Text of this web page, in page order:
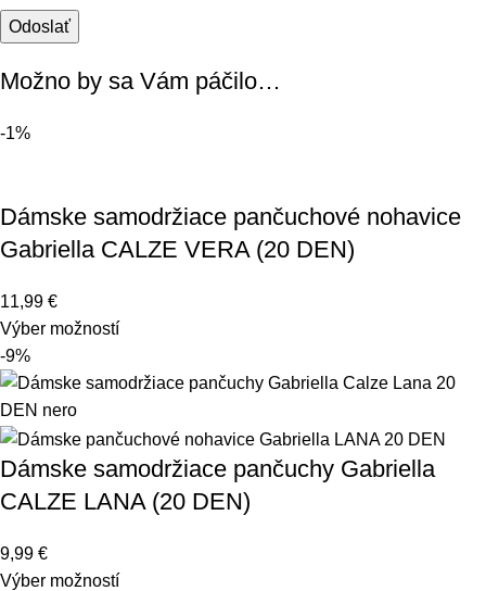
Možno by sa Vám páčilo…
-1%
Dámske samodržiace pančuchové nohavice
Gabriella CALZE VERA (20 DEN)
11,99 €
Výber možností
-9%
Dámske samodržiace pančuchy Gabriella
CALZE LANA (20 DEN)
9,99 €
Výber možností